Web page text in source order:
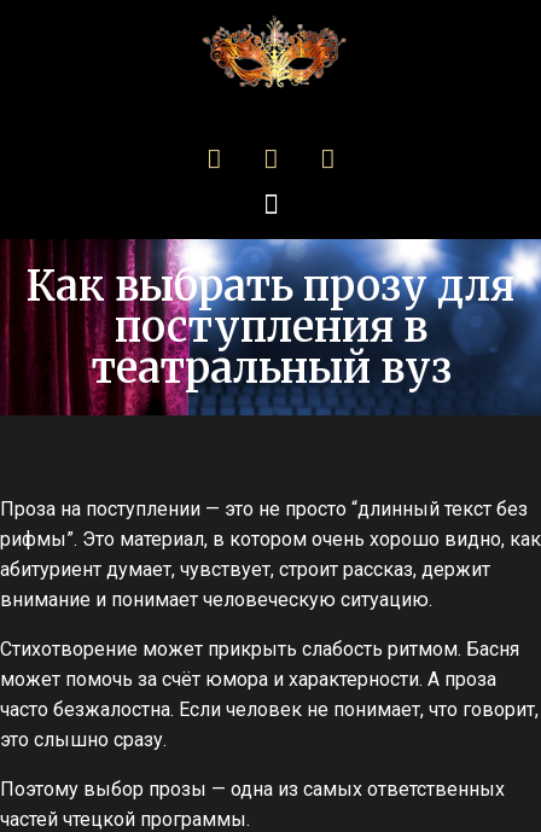
Как выбрать прозу для
поступления в
театральный вуз
Проза на поступлении — это не просто “длинный текст без
рифмы”. Это материал, в котором очень хорошо видно, как
абитуриент думает, чувствует, строит рассказ, держит
внимание и понимает человеческую ситуацию.
Стихотворение может прикрыть слабость ритмом. Басня
может помочь за счёт юмора и характерности. А проза
часто безжалостна. Если человек не понимает, что говорит,
это слышно сразу.
Поэтому выбор прозы — одна из самых ответственных
частей чтецкой программы.